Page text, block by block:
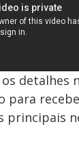
detalhes
para
principais